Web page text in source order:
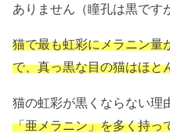
ありません（瞳孔は黒です
猫で最も虹彩にメラニン量
で、真っ黒な目の猫はほと
猫の虹彩が黒くならない理
「亜メラニン」を多く持っ